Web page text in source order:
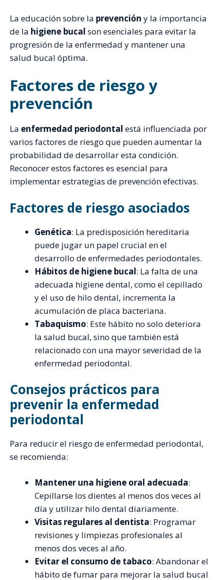
La educación sobre la prevención y la importancia
de la higiene bucal son esenciales para evitar la
progresión de la enfermedad y mantener una
salud bucal óptima.
Factores de riesgo y
prevención
La enfermedad periodontal está influenciada por
varios factores de riesgo que pueden aumentar la
probabilidad de desarrollar esta condición.
Reconocer estos factores es esencial para
implementar estrategias de prevención efectivas.
Factores de riesgo asociados
Genética: La predisposición hereditaria
puede jugar un papel crucial en el
desarrollo de enfermedades periodontales.
Hábitos de higiene bucal: La falta de una
adecuada higiene dental, como el cepillado
y el uso de hilo dental, incrementa la
acumulación de placa bacteriana.
Tabaquismo: Este hábito no solo deteriora
la salud bucal, sino que también está
relacionado con una mayor severidad de la
enfermedad periodontal.
Consejos prácticos para
prevenir la enfermedad
periodontal
Para reducir el riesgo de enfermedad periodontal,
se recomienda:
Mantener una higiene oral adecuada:
Cepillarse los dientes al menos dos veces al
día y utilizar hilo dental diariamente.
Visitas regulares al dentista: Programar
revisiones y limpiezas profesionales al
menos dos veces al año.
Evitar el consumo de tabaco: Abandonar el
hábito de fumar para mejorar la salud bucal